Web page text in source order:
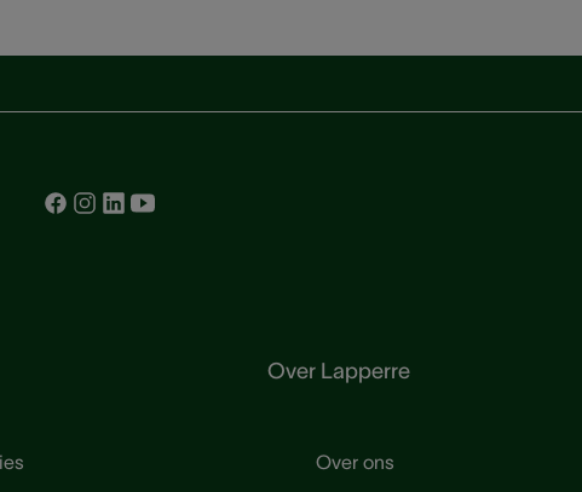
Over Lapperre
Over ons